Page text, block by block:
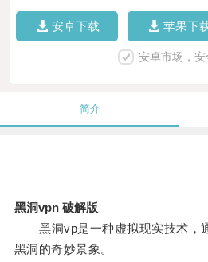
安卓下载 苹果下
安卓市场，
简介
黑洞vpn 破解版
黑洞vp是一种虚拟现实技术，
黑洞的奇妙景象。